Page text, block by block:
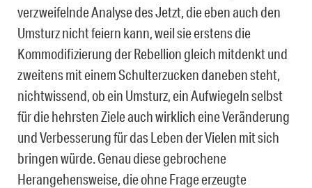
verzweifelnde Analyse des Jetzt, die eben auch den
Umsturz nicht feiern kann, weil sie erstens die
Kommodifizierung der Rebellion gleich mitdenkt und
zweitens mit einem Schulterzucken daneben steht,
nichtwissend, ob ein Umsturz, ein Aufwiegeln selbst
für die hehrsten Ziele auch wirklich eine Veränderung
und Verbesserung für das Leben der Vielen mit sich
bringen würde. Genau diese gebrochene
Herangehensweise, die ohne Frage erzeugte